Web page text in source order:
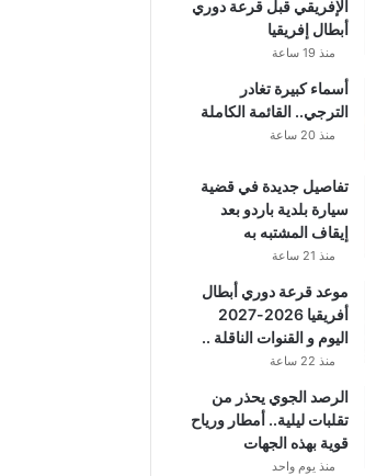
الإفريقي قبل قرعة دوري
أبطال إفريقيا
منذ 19 ساعة
أسماء كبيرة تغادر
الترجي.. القائمة الكاملة
منذ 20 ساعة
تفاصيل جديدة في قضية
سيارة بلدية باردو بعد
إيقاف المشتبه به
منذ 21 ساعة
موعد قرعة دوري أبطال
أفريقيا 2026-2027
اليوم و القنوات الناقلة ..
منذ 22 ساعة
الرصد الجوي يحذر من
تقلبات ليلية.. أمطار ورياح
قوية بهذه الجهات
منذ يوم واحد